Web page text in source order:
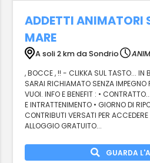
ADDETTI ANIMATORI
MARE
A soli 2 km da Sondrio
, BOCCE , !! - CLIKKA SUL TASTO... IN
SARAI RICHIAMATO SENZA IMPEGNO
VUOI. INFO E BENEFIT : •
E INTRATTENIMENTO • GIORNO DI
CONTRIBUTI VERSATI PER
ALLOGGIO GRATUITO...
GUARDA